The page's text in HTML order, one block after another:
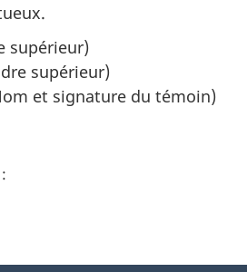
supérieur)
supérieur)
et signature du témoin)